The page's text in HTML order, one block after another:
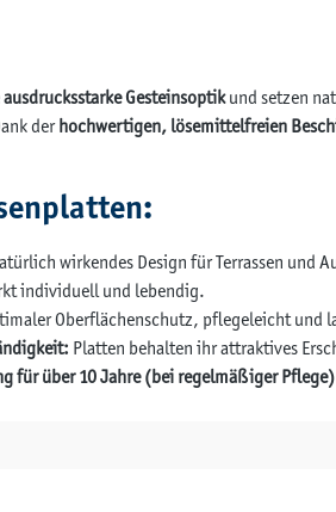
ausdrucksstarke Gesteinsoptikund setzen
der hochwertigen, lösemittelfreien
wirkendes Design für Terrassen und
individuell und lebendig.
Oberflächenschutz, pflegeleicht und
Platten behalten ihr attraktives
für über 10 Jahre (bei regelmäßiger Pflege)